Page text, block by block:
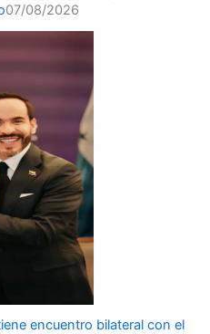
07/08/2026
encuentro bilateral con el